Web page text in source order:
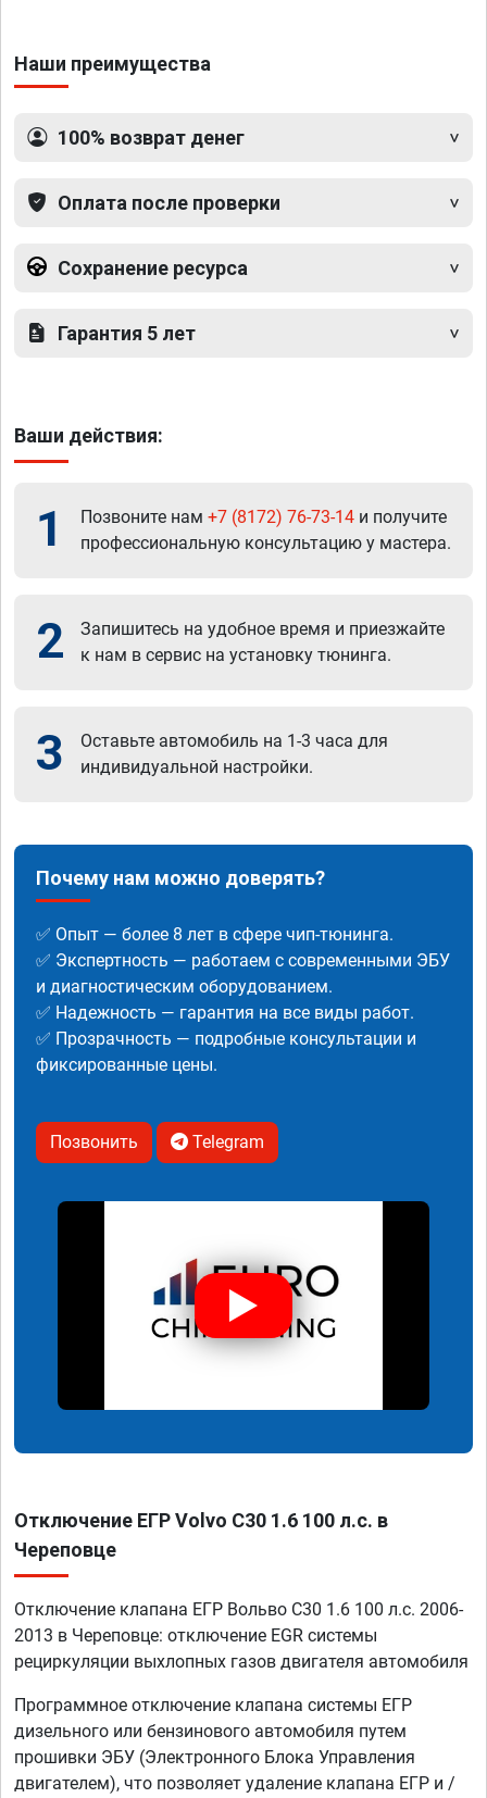
Наши преимущества
100% возврат денег
Оплата после проверки
Сохранение ресурса
Гарантия 5 лет
Ваши действия:
1 Позвоните нам +7 (8172) 76-73-14 и получите
профессиональную консультацию у мастера.
2
Запишитесь на удобное время и приезжайте
к нам в сервис на установку тюнинга.
3
Оставьте автомобиль на 1-3 часа для
индивидуальной настройки.
Почему нам можно доверять?
✅ Опыт — более 8 лет в сфере чип-тюнинга.
✅ Экспертность — работаем с современными ЭБУ
и диагностическим оборудованием.
✅ Надежность — гарантия на все виды работ.
✅ Прозрачность — подробные консультации и
фиксированные цены.
Позвонить Telegram
Отключение ЕГР Volvo C30 1.6 100 л.с. в
Череповце
Отключение клапана ЕГР Вольво C30 1.6 100 л.с. 2006-
2013 в Череповце: отключение EGR системы
рециркуляции выхлопных газов двигателя автомобиля
Программное отключение клапана системы ЕГР
дизельного или бензинового автомобиля путем
прошивки ЭБУ (Электронного Блока Управления
двигателем), что позволяет удаление клапана ЕГР и /